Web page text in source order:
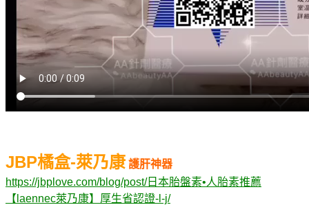
JBP橘盒-萊乃康 護肝神器
https://jbplove.com/blog/post/日本胎盤素•人胎素推薦
【laennec萊乃康】厚生省認證-l-j/